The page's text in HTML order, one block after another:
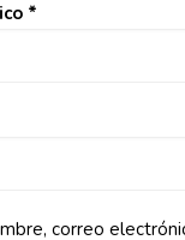
*
correo